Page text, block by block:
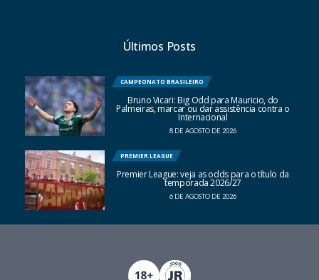
Últimos Posts
CAMPEONATO BRASILEIRO
Bruno Vicari: Big Odd para Mauricio, do
Palmeiras, marcar ou dar assistência contra o
Internacional
8 DE AGOSTO DE 2026
PREMIER LEAGUE
Premier League: veja as odds para o título da
temporada 2026/27
6 DE AGOSTO DE 2026